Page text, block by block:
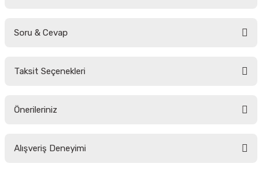
Soru & Cevap
Taksit Seçenekleri
Önerileriniz
yetersiz gördüğünüz noktaları öneri formunu kullanarak tarafımıza
Alışveriş Deneyimi